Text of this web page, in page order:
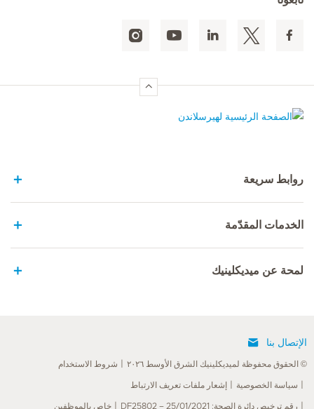
روابط سريعة
الخدمات المقدّمة
لمحة عن ميديكلينيك
الإتصال بنا
© الحقوق محفوظة لميديكلينيك الشرق الأوسط ٢٠٢٦ شروط الاستخدام
سياسة الخصوصية إشعار ملفات تعريف الارتباط
رقم ترخيص دائرة الصحة: DF25802 – 25/01/2021 خاص بالموظفين